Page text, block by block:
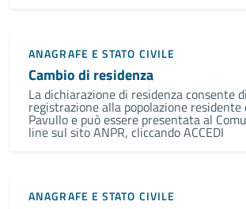
ANAGRAFE E STATO CIVILE
Cambio di residenza
La dichiarazione di residenza consente
registrazione alla popolazione residente
Pavullo e può essere presentata al
line sul sito ANPR, cliccando ACCEDI
ANAGRAFE E STATO CIVILE